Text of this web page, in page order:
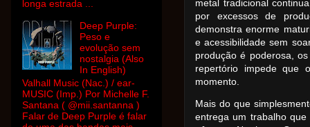
metal tradicional
por excessos de
demonstra enorme
e acessibilidade sem
produção é poderosa,
repertório impede que
momento.
Mais do que
entrega um trabalho
longa estrada ...
Deep Purple:
Peso e
evolução sem
nostalgia (Also
In English)
Valhall Music (Nac.) / ear-
MUSIC (Imp.) Por Michelle F.
Santana ( @mii.santanna )
Falar de Deep Purple é falar